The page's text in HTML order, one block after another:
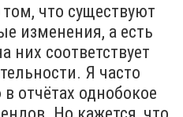
что существуют
изменения, а есть
них соответствует
Я часто
отчётах однобокое